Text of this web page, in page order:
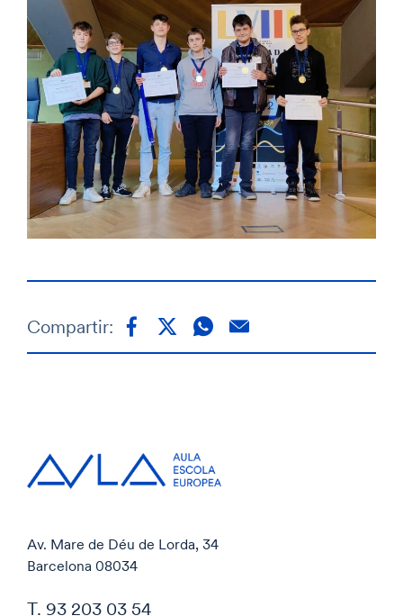
Compartir:
Av. Mare de Déu de Lorda, 34
Barcelona 08034
T. 93 203 03 54